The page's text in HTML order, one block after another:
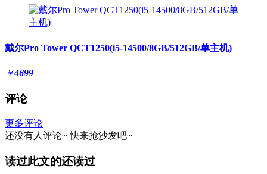
戴尔Pro Tower QCT1250(i5-14500/8GB/512GB/单主机)
￥4699
评论
更多评论
还没有人评论~ 快来抢沙发吧~
读过此文的还读过